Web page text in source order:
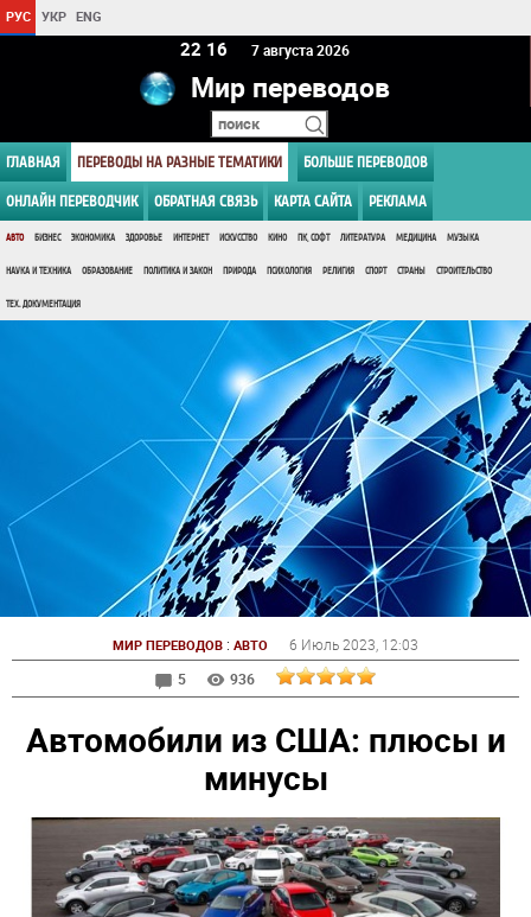
РУС УКР ENG
22:16 7 августа 2026
Мир переводов
ГЛАВНАЯ ПЕРЕВОДЫ НА РАЗНЫЕ ТЕМАТИКИ БОЛЬШЕ ПЕРЕВОДОВ
ОНЛАЙН ПЕРЕВОДЧИК ОБРАТНАЯ СВЯЗЬ КАРТА САЙТА РЕКЛАМА
АВТО БИЗНЕС ЭКОНОМИКА ЗДОРОВЬЕ ИНТЕРНЕТ ИСКУССТВО КИНО ПК, СОФТ ЛИТЕРАТУРА МЕДИЦИНА МУЗЫКА
НАУКА И ТЕХНИКА ОБРАЗОВАНИЕ ПОЛИТИКА И ЗАКОН ПРИРОДА ПСИХОЛОГИЯ РЕЛИГИЯ СПОРТ СТРАНЫ СТРОИТЕЛЬСТВО
ТЕХ. ДОКУМЕНТАЦИЯ
МИР ПЕРЕВОДОВ : АВТО 6 Июль 2023 , 12:03
5
936
Автомобили из США: плюсы и
минусы